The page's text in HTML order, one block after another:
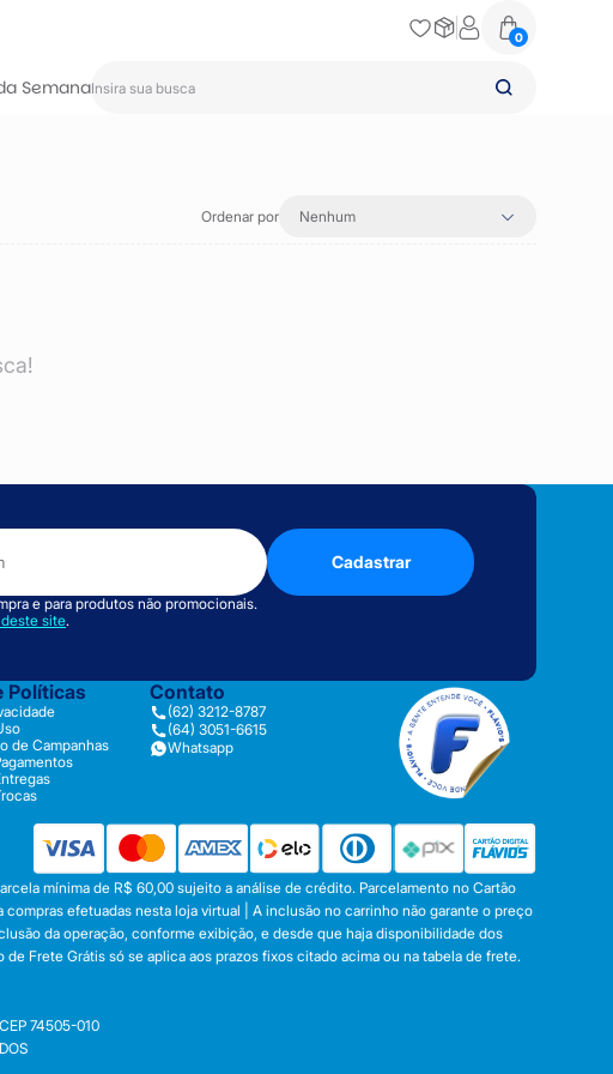
0
Semana
Ordenar por Nenhum
Cadastrar
e para produtos não promocionais.
site.
Políticas
de Campanhas
Contato
(62) 3212-8787
(64) 3051-6615
Whatsapp
mínima de R$ 60,00 sujeito a análise de crédito. Parcelamento no Cartão
efetuadas nesta loja virtual | A inclusão no carrinho não garante o preço
da operação, conforme exibição, e desde que haja disponibilidade dos
Frete Grátis só se aplica aos prazos fixos citado acima ou na tabela de frete.
74505-010